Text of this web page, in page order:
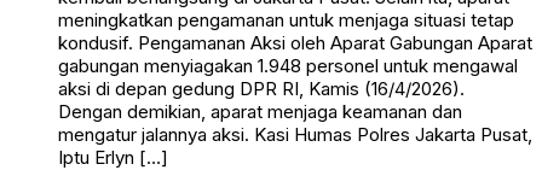
meningkatkan pengamanan untuk menjaga situasi tetap
kondusif. Pengamanan Aksi oleh Aparat Gabungan Aparat
gabungan menyiagakan 1.948 personel untuk mengawal
aksi di depan gedung DPR RI, Kamis (16/4/2026).
Dengan demikian, aparat menjaga keamanan dan
mengatur jalannya aksi. Kasi Humas Polres Jakarta Pusat,
Iptu Erlyn […]